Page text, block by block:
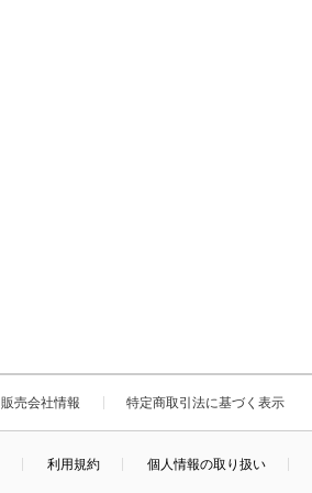
販売会社情報 特定商取引法に基づく表示
利用規約 個人情報の取り扱い